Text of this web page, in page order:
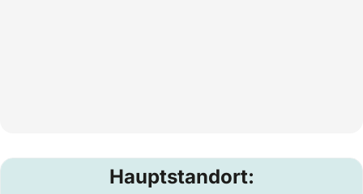
Hauptstandort: